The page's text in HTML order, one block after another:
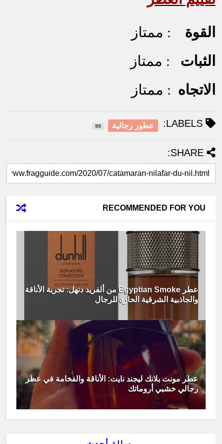
القوة
: ممتاز
الثبات
: ممتاز
الاتجاه : ممتاز
LABELS: عطور رجالية 99
SHARE:
RECOMMENDED FOR YOU
عطر Egyptian Smoke من ألفريد دنهل: تجربة الأناقة
والجاذبية الشرقية الحارة للرجال
عطر مونت بلانك ليجند نايت: الأناقة والفخامة في عطر
رجالي خشبي أروماتك